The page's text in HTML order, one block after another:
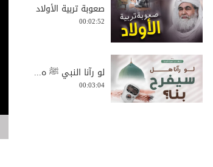
صعوبة تربية الأولاد
00:02:52
لو رآنا النبي ﷺ ه...
00:03:04